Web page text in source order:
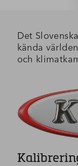
Det
kända
och